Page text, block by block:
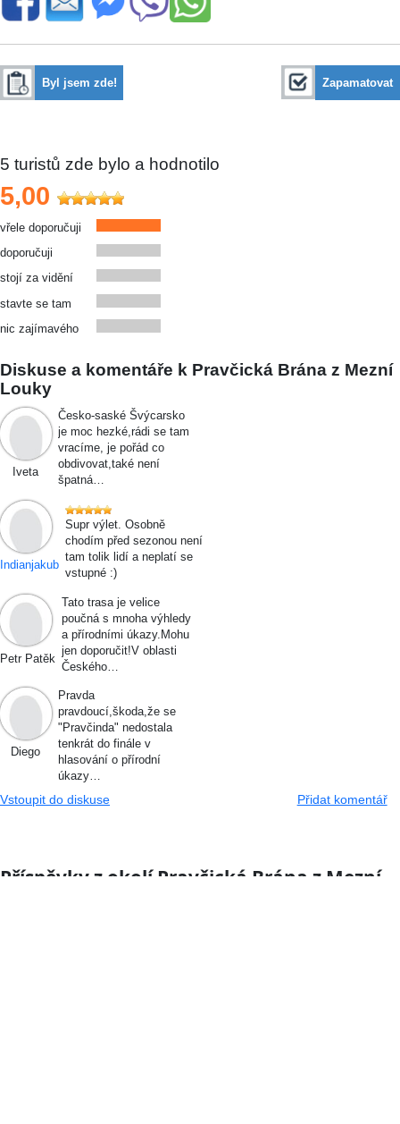
Byl jsem zde! Zapamatovat
5 turistů zde bylo a hodnotilo
5,00
vřele doporučuji
doporučuji
stojí za vidění
stavte se tam
nic zajímavého
Diskuse a komentáře k Pravčická Brána z Mezní
Louky
Iveta
Česko-saské Švýcarsko
je moc hezké,rádi se tam
vracíme, je pořád co
obdivovat,také není
špatná…
Indianjakub
Supr výlet. Osobně
chodím před sezonou není
tam tolik lidí a neplatí se
vstupné :)
Petr Patěk
Tato trasa je velice
poučná s mnoha výhledy
a přírodními úkazy.Mohu
jen doporučit!V oblasti
Českého…
Diego
Pravda
pravdoucí,škoda,že se
"Pravčinda" nedostala
tenkrát do finále v
hlasování o přírodní
úkazy…
Vstoupit do diskuse Přidat komentář
Příspěvky z okolí Pravčická Brána z Mezní